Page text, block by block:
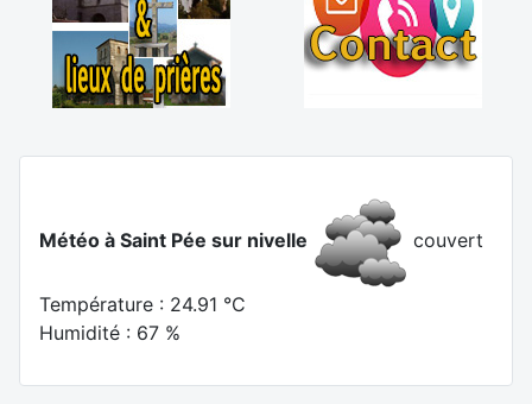
Météo à Saint Pée sur nivelle couvert
Température : 24.91 °C
Humidité : 67 %